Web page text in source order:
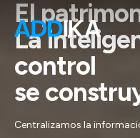
El
La
control
se
Centralizamos la